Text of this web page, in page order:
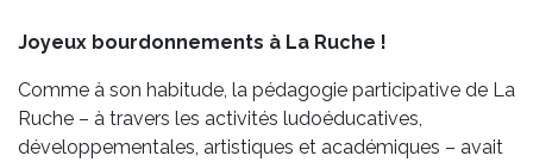
Joyeux bourdonnements à La Ruche !
Comme à son habitude, la pédagogie participative de La
Ruche – à travers les activités ludoéducatives,
développementales, artistiques et académiques – avait